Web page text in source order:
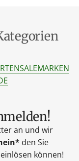
SALEMARKEN
an und wir
den Sie
können!